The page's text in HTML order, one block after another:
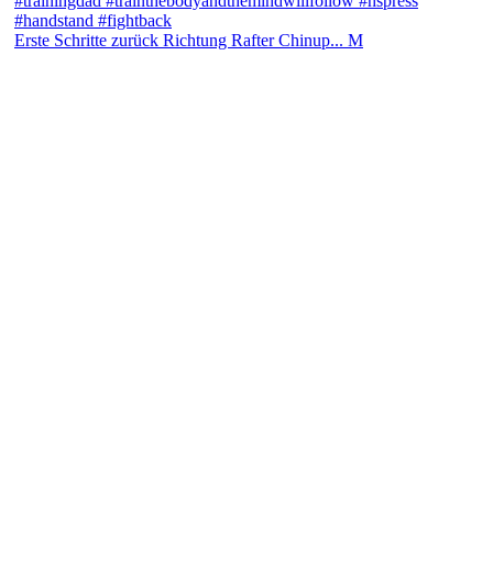
Erste Schritte zurück Richtung Rafter Chinup... M